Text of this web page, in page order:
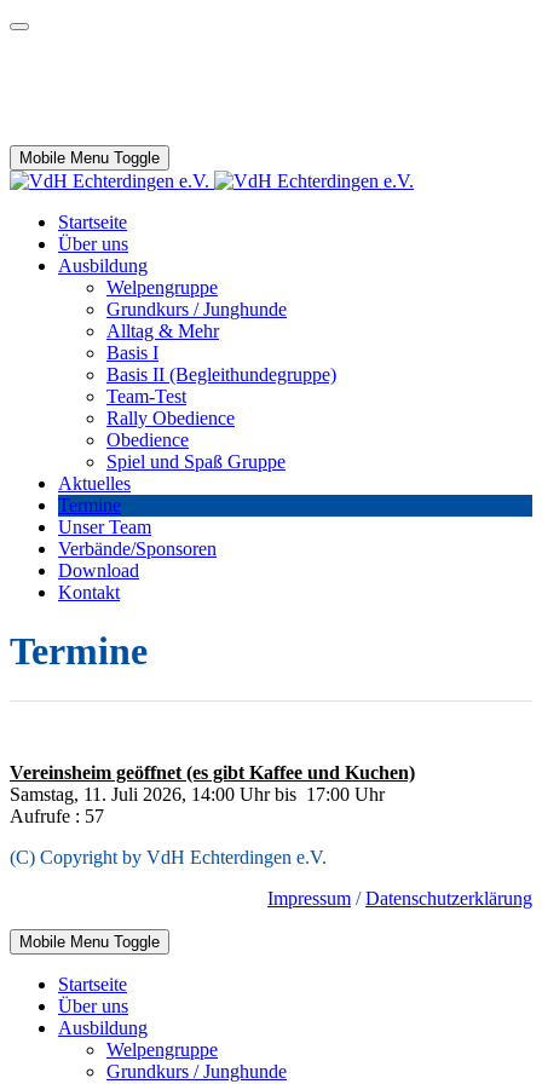
Mobile Menu Toggle
Startseite
Über uns
Ausbildung
Welpengruppe
Grundkurs / Junghunde
Alltag & Mehr
Basis I
Basis II (Begleithundegruppe)
Team-Test
Rally Obedience
Obedience
Spiel und Spaß Gruppe
Aktuelles
Termine
Unser Team
Verbände/Sponsoren
Download
Kontakt
Termine
Vereinsheim geöffnet (es gibt Kaffee und Kuchen)
Samstag, 11. Juli 2026, 14:00 Uhr bis 17:00 Uhr
Aufrufe : 57
(C) Copyright by VdH Echterdingen e.V.
Impressum /Datenschutzerklärung
Mobile Menu Toggle
Startseite
Über uns
Ausbildung
Welpengruppe
Grundkurs / Junghunde